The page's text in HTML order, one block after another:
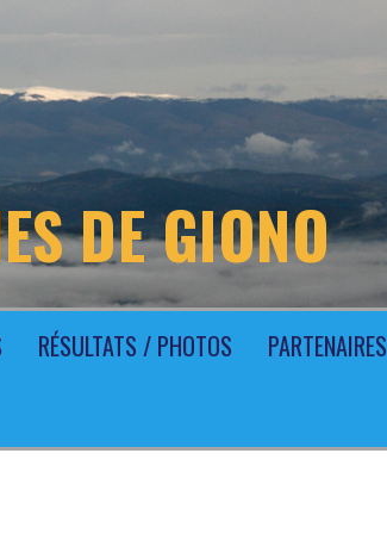
DE GIONO
RÉSULTATS / PHOTOS PARTENAIRES